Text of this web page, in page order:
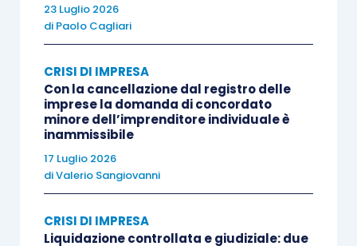
23 Luglio 2026
di Paolo Cagliari
CRISI DI IMPRESA
Con la cancellazione dal registro delle
imprese la domanda di concordato
minore dell’imprenditore individuale è
inammissibile
17 Luglio 2026
diValerio Sangiovanni
CRISI DI IMPRESA
Liquidazione controllata e giudiziale: due